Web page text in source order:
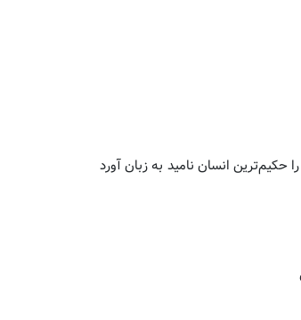
انسان نامید به زبان آورد